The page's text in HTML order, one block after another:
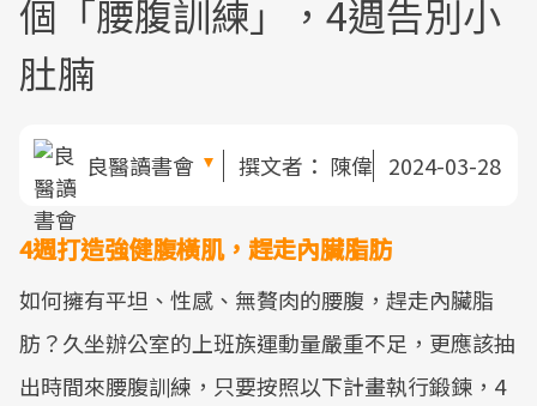
個「腰腹訓練」，4週告別小
肚腩
良醫讀書會 撰文者： 陳偉 2024-03-28
4週打造強健腹橫肌，趕走內臟脂肪
如何擁有平坦、性感、無贅肉的腰腹，趕走內臟脂
肪？久坐辦公室的上班族運動量嚴重不足，更應該抽
出時間來腰腹訓練，只要按照以下計畫執行鍛鍊，4